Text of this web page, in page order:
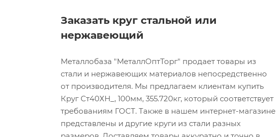
Заказать круг стальной или
нержавеющий
Металлобаза "МеталлОптТорг" продает товары из
стали и нержавеющих материалов непосредственно
от производителя. Мы предлагаем клиентам купить
Круг Ст40ХН_, 100мм, 355.720кг, который соответствует
требованиям ГОСТ. Также в нашем интернет-магазине
представлены и другие круги из стали разных